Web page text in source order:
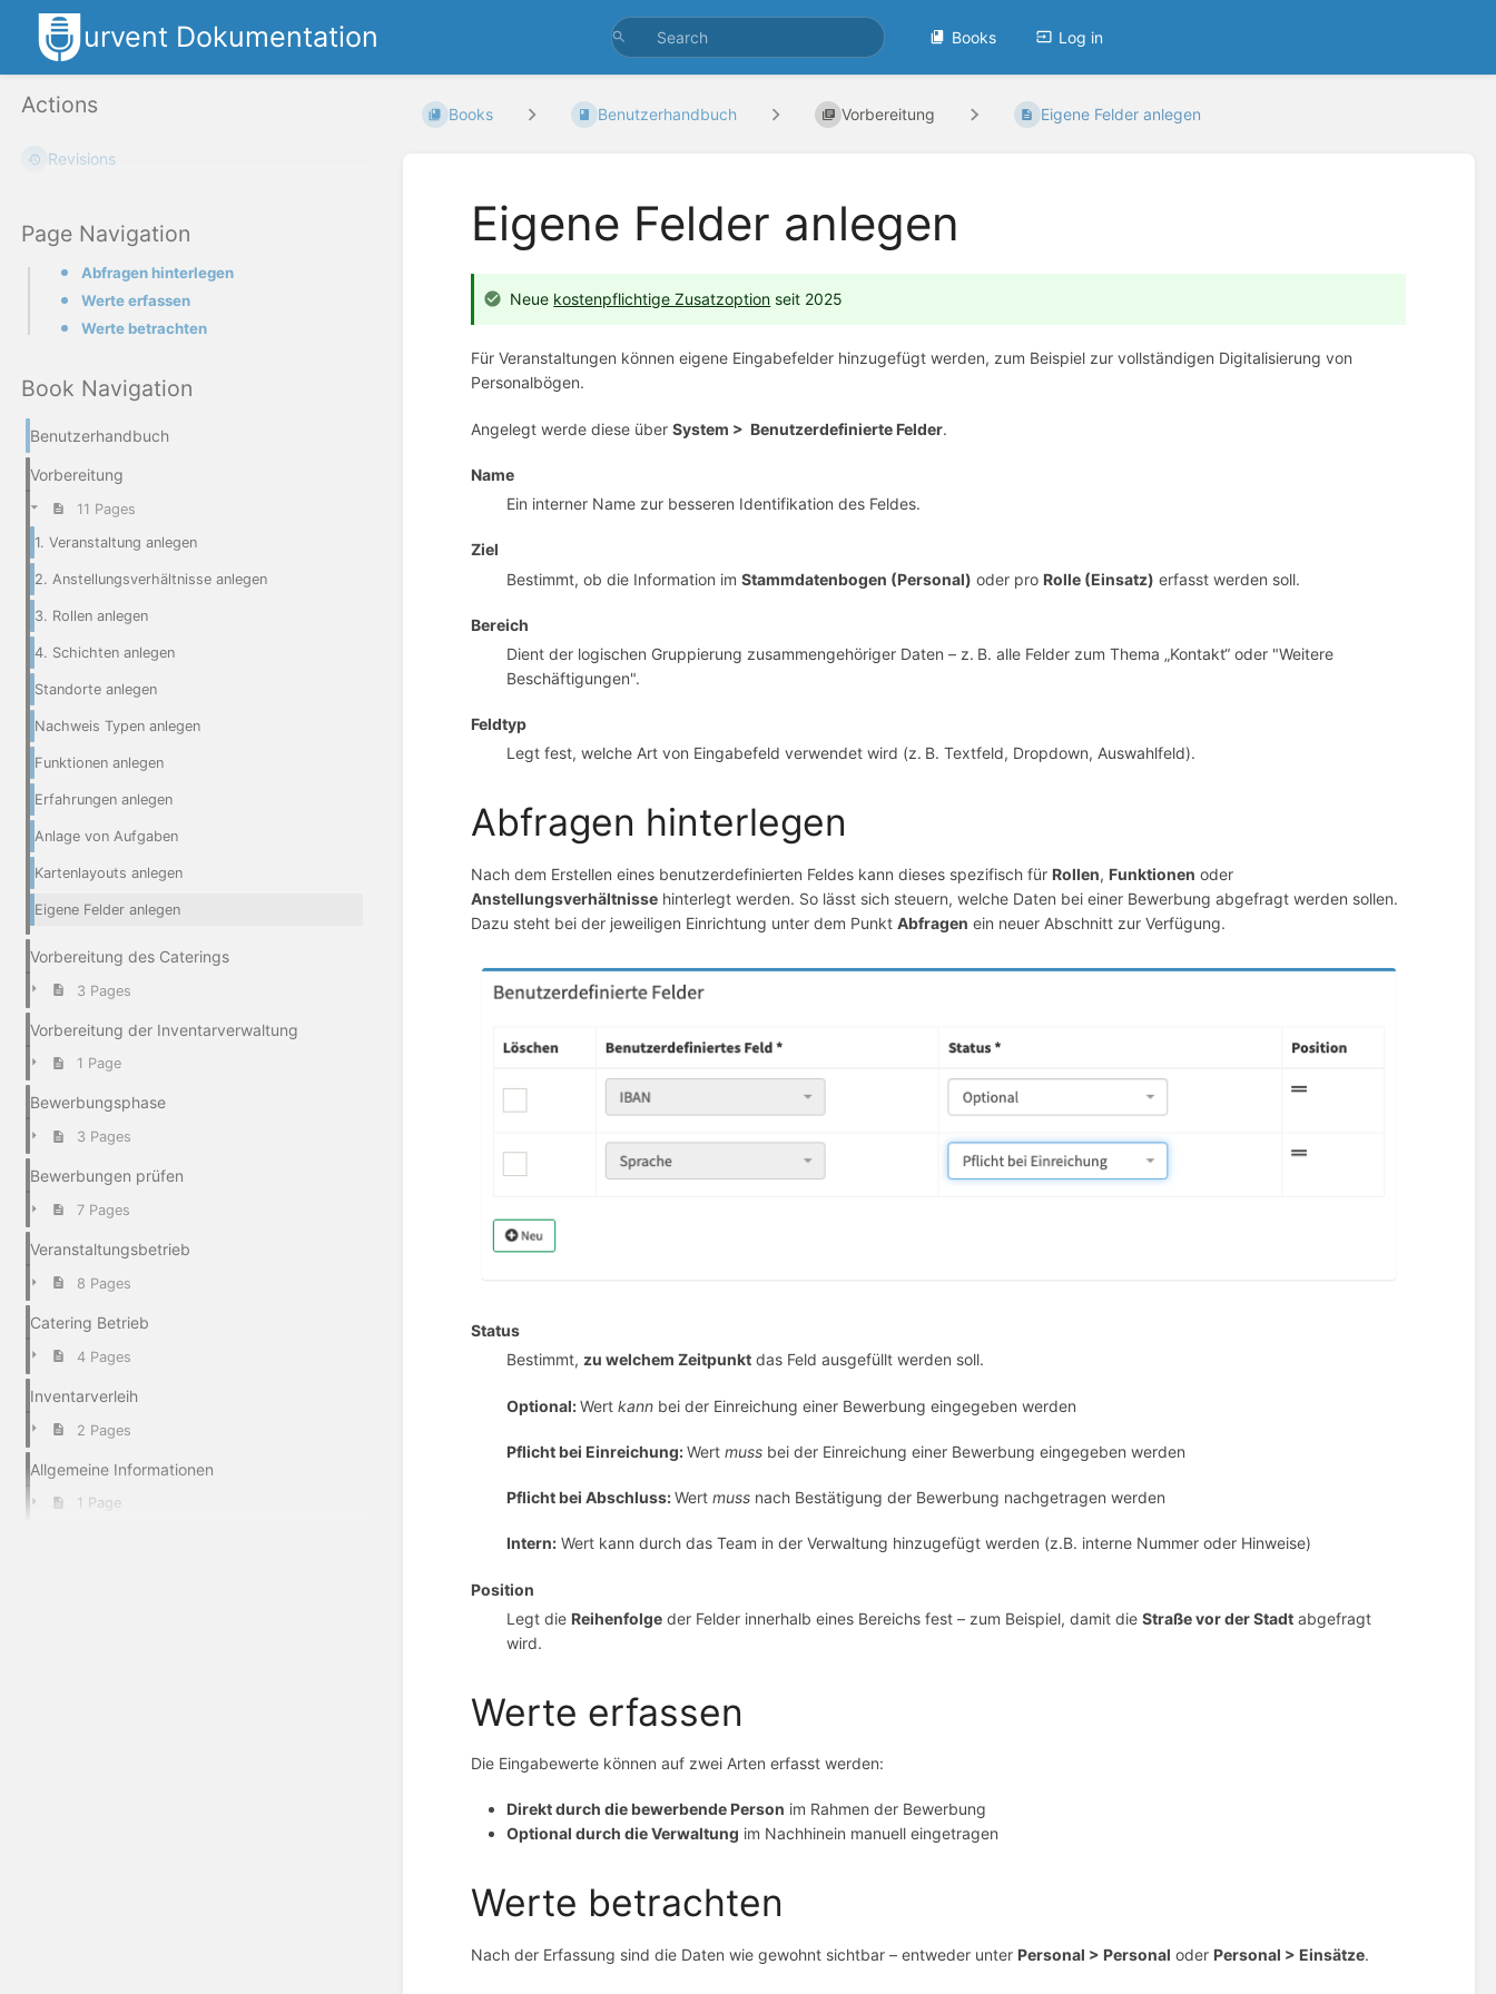
urvent Dokumentation Books Log in
Actions
Revisions
Page Navigation
Abfragen hinterlegen
Werte erfassen
Werte betrachten
Book Navigation
Benutzerhandbuch
Vorbereitung
11 Pages
1. Veranstaltung anlegen
2. Anstellungsverhältnisse anlegen
3. Rollen anlegen
4. Schichten anlegen
Standorte anlegen
Nachweis Typen anlegen
Funktionen anlegen
Erfahrungen anlegen
Anlage von Aufgaben
Kartenlayouts anlegen
Eigene Felder anlegen
Vorbereitung des Caterings
3 Pages
Vorbereitung der Inventarverwaltung
1 Page
Bewerbungsphase
3 Pages
Bewerbungen prüfen
7 Pages
Veranstaltungsbetrieb
8 Pages
Catering Betrieb
4 Pages
Inventarverleih
2 Pages
Allgemeine Informationen
1 Page
Books Benutzerhandbuch Vorbereitung Eigene Felder anlegen
Eigene Felder anlegen
Neue kostenpflichtige Zusatzoption seit 2025
Für Veranstaltungen können eigene Eingabefelder hinzugefügt werden, zum Beispiel zur vollständigen Digitalisierung von
Personalbögen.
Angelegt werde diese überSystem > Benutzerdefinierte Felder.
Name
Ein interner Name zur besseren Identifikation des Feldes.
Ziel
Bestimmt, ob die Information imStammdatenbogen (Personal) oder pro Rolle (Einsatz) erfasst werden soll.
Bereich
Dient der logischen Gruppierung zusammengehöriger Daten – z. B. alle Felder zum Thema „Kontakt“ oder "Weitere
Beschäftigungen".
Feldtyp
Legt fest, welche Art von Eingabefeld verwendet wird (z. B. Textfeld, Dropdown, Auswahlfeld).
Abfragen hinterlegen
Nach dem Erstellen eines benutzerdefinierten Feldes kann dieses spezifisch für Rollen, Funktionen oder
Anstellungsverhältnisse hinterlegt werden. So lässt sich steuern, welche Daten bei einer Bewerbung abgefragt werden sollen.
Dazu steht bei der jeweiligen Einrichtung unter dem PunktAbfragen ein neuer Abschnitt zur Verfügung.
Status
Bestimmt, zu welchem Zeitpunkt das Feld ausgefüllt werden soll.
Optional:Wertkann bei der Einreichung einer Bewerbung eingegeben werden
Pflicht bei Einreichung:Wertmuss bei der Einreichung einer Bewerbung eingegeben werden
Pflicht bei Abschluss:Wertmuss nach Bestätigung der Bewerbung nachgetragen werden
Intern: Wert kann durch das Team in der Verwaltung hinzugefügt werden (z.B. interne Nummer oder Hinweise)
Position
Legt die Reihenfolge der Felder innerhalb eines Bereichs fest – zum Beispiel, damit dieStraße vor der Stadt abgefragt
wird.
Werte erfassen
Die Eingabewerte können auf zwei Arten erfasst werden:
Direkt durch die bewerbende Person im Rahmen der Bewerbung
Optional durch die Verwaltung im Nachhinein manuell eingetragen
Werte betrachten
Nach der Erfassung sind die Daten wie gewohnt sichtbar – entweder unter Personal > Personal oder Personal > Einsätze.